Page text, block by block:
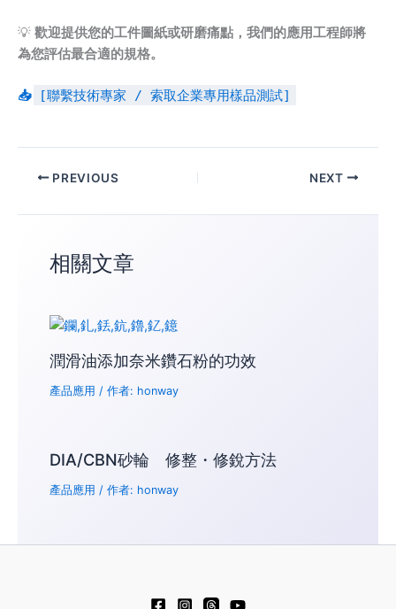
💡 歡迎提供您的工件圖紙或研磨痛點，我們的應用工程師將
為您評估最合適的規格。
📥 [聯繫技術專家 / 索取企業專用樣品測試]
PREVIOUS NEXT
相關文章
潤滑油添加奈米鑽石粉的功效
產品應用 / 作者: honway
DIA/CBN砂輪 修整・修銳方法
產品應用 / 作者: honway